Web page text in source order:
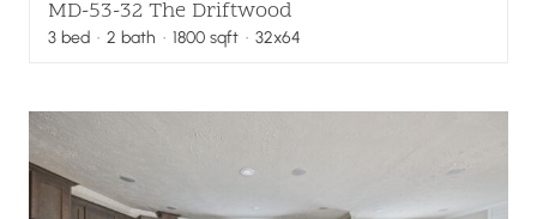
MD-53-32 The Driftwood
3 bed · 2 bath · 1800 sqft· 32x64